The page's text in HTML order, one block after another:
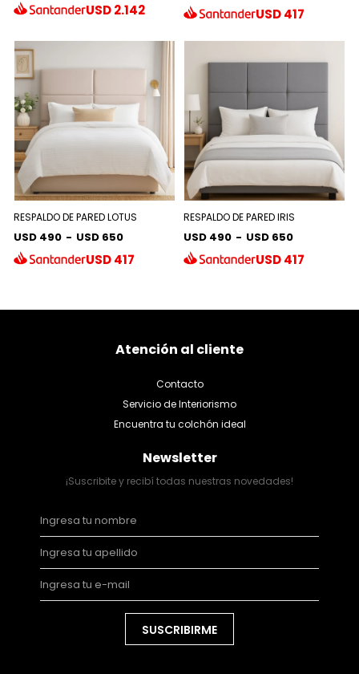
USD2.142 USD417
RESPALDO DE PARED LOTUS
USD 490 - USD 650
USD417
RESPALDO DE PARED IRIS
USD 490 - USD 650
USD417
Atención al cliente
Contacto
Servicio de Interiorismo
Encuentra tu colchón ideal
Newsletter
¡Suscribite y recibí todas nuestras novedades!
SUSCRIBIRME